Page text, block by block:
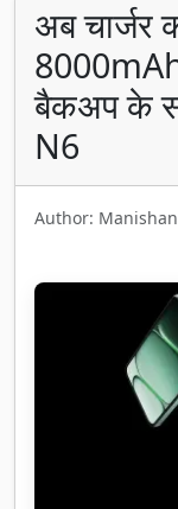
अब चार्जर
बैकअप के
N6
Author: